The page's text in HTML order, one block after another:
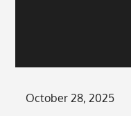
Posted
October 28, 2025